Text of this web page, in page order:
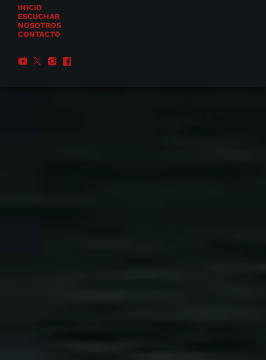
INICIO
ESCUCHAR
NOSOTROS
CONTACTO